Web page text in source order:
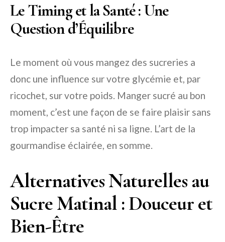
Le Timing et la Santé : Une
Question d’Équilibre
Le moment où vous mangez des sucreries a
donc une influence sur votre glycémie et, par
ricochet, sur votre poids. Manger sucré au bon
moment, c’est une façon de se faire plaisir sans
trop impacter sa santé ni sa ligne. L’art de la
gourmandise éclairée, en somme.
Alternatives Naturelles au
Sucre Matinal : Douceur et
Bien-Être